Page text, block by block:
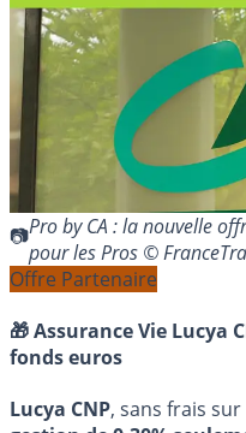
Pro by CA : la nouvelle
pour les Pros ©
Offre Partenaire
🎁 Assurance Vie Lucya
fonds euros
Lucya CNP, sans frais